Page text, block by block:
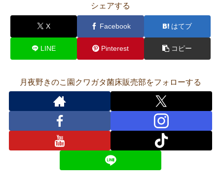
シェアする
X Facebook はてブ
LINE Pinterest コピー
月夜野きのこ園クワガタ菌床販売部をフォローする